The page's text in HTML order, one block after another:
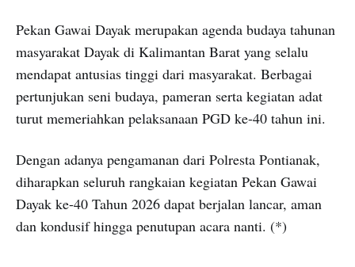
Pekan Gawai Dayak merupakan agenda budaya tahunan
masyarakat Dayak di Kalimantan Barat yang selalu
mendapat antusias tinggi dari masyarakat. Berbagai
pertunjukan seni budaya, pameran serta kegiatan adat
turut memeriahkan pelaksanaan PGD ke-40 tahun ini.
Dengan adanya pengamanan dari Polresta Pontianak,
diharapkan seluruh rangkaian kegiatan Pekan Gawai
Dayak ke-40 Tahun 2026 dapat berjalan lancar, aman
dan kondusif hingga penutupan acara nanti. (*)